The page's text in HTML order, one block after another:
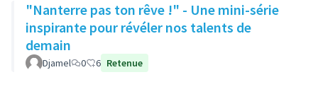
"Nanterre pas ton rêve !" - Une mini-série
inspirante pour révéler nos talents de
demain
Djamel 0 6 Retenue